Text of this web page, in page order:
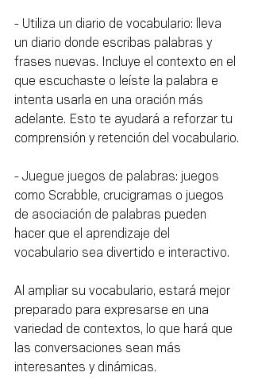
- Utiliza un diario de vocabulario: lleva
un diario donde escribas palabras y
frases nuevas. Incluye el contexto en el
que escuchaste o leíste la palabra e
intenta usarla en una oración más
adelante. Esto te ayudará a reforzar tu
comprensión y retención del vocabulario.
- Juegue juegos de palabras: juegos
como Scrabble, crucigramas o juegos
de asociación de palabras pueden
hacer que el aprendizaje del
vocabulario sea divertido e interactivo.
Al ampliar su vocabulario, estará mejor
preparado para expresarse en una
variedad de contextos, lo que hará que
las conversaciones sean más
interesantes y dinámicas.